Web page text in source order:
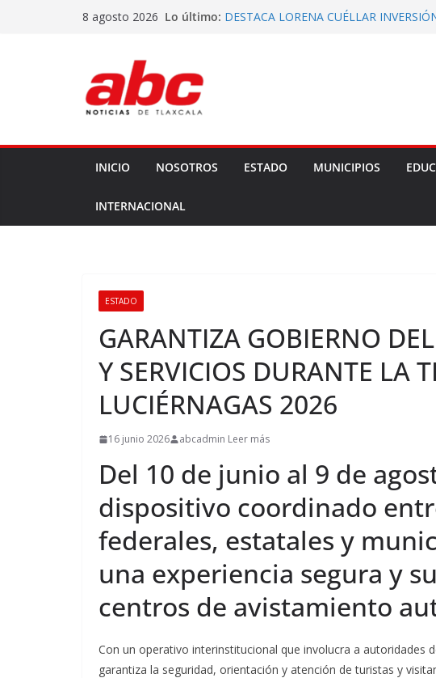
8 agosto 2026 Lo último: DESTACA LORENA CUÉLLAR
GOBERNADORA ENTREGA
ESPECIALIZADO A COMBATIENTES
INICIO NOSOTROS ESTADO MUNICIPIOS
INTERNACIONAL
ESTADO
GARANTIZA GOBIERNO
Y SERVICIOS DURANTE LA
LUCIÉRNAGAS 2026
16 junio 2026 abcadmin Leer más
Del 10 de junio al 9 de
dispositivo coordinado
federales, estatales y
una experiencia segura y
centros de avistamiento
Con un operativo interinstitucional que involucra a autoridades
garantiza la seguridad, orientación y atención de turistas y